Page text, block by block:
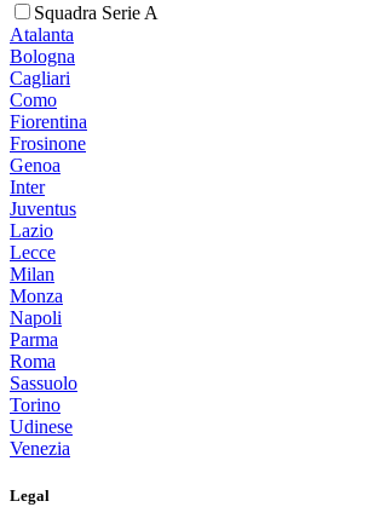
Squadra Serie A
Atalanta
Bologna
Cagliari
Como
Fiorentina
Frosinone
Genoa
Inter
Juventus
Lazio
Lecce
Milan
Monza
Napoli
Parma
Roma
Sassuolo
Torino
Udinese
Venezia
Legal